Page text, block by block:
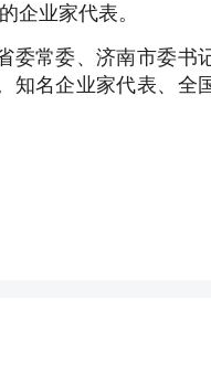
企业家代表。
委常委、济南市委书
知名企业家代表、全